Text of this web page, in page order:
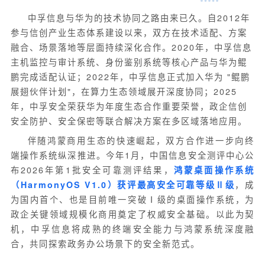
中孚信息与华为的技术协同之路由来已久。自2012年
参与信创产业生态体系建设以来，双方在技术适配、方案
融合、场景落地等层面持续深化合作。2020年，中孚信息
主机监控与审计系统、身份鉴别系统等核心产品与华为鲲
鹏完成适配认证；2022年，中孚信息正式加入华为 "鲲鹏
展翅伙伴计划"，在算力生态领域展开深度协同；2025
年，中孚安全荣获华为年度生态合作重要荣誉，政企信创
安全防护、安全保密等联合解决方案在多区域落地应用。
伴随鸿蒙商用生态的快速崛起，双方合作进一步向终
端操作系统纵深推进。今年1月，中国信息安全测评中心公
布2026年第1批安全可靠测评结果， 鸿蒙桌面操作系统
（HarmonyOS V1.0）获评最高安全可靠等级Ⅱ级 ，成
为国内首个、也是目前唯一突破Ⅰ级的桌面操作系统，为
政企关键领域规模化商用奠定了权威安全基础。以此为契
机，中孚信息将成熟的终端安全能力与鸿蒙系统深度融
合，共同探索政务办公场景下的安全新范式。